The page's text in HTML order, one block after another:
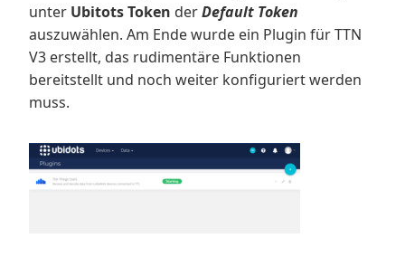
unter Ubitots Token derDefault Token
auszuwählen. Am Ende wurde ein Plugin für TTN
V3 erstellt, das rudimentäre Funktionen
bereitstellt und noch weiter konfiguriert werden
muss.